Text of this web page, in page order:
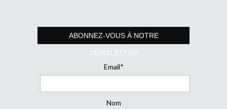
ABONNEZ-VOUS À NOTRE
NEWSLETTER
Email*
Nom